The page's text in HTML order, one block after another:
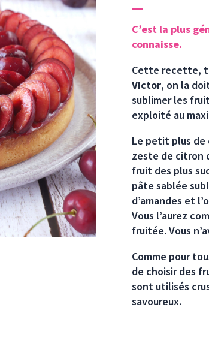
C’est la plus
connaisse.
Cette recette,
Victor, on la
sublimer les
exploité au
Le petit plus de
zeste de citron
fruit des plus
pâte sablée
d’amandes et
Vous l’aurez
fruitée. Vous
Comme pour
de choisir des
sont utilisés
savoureux.